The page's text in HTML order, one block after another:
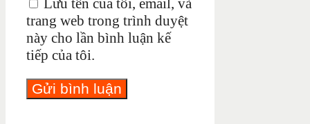
trang web trong trình duyệt
này cho lần bình luận kế
tiếp của tôi.